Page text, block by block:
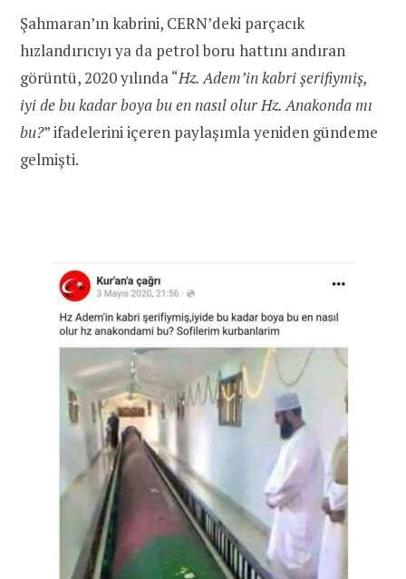
Şahmaran’ın kabrini, CERN’deki parçacık
hızlandırıcıyı ya da petrol boru hattını andıran
görüntü, 2020 yılında “Hz. Adem’in kabri şerifiymiş,
iyi de bu kadar boya bu en nasıl olur Hz. Anakonda mı
bu?” ifadelerini içeren paylaşımla yeniden gündeme
gelmişti.